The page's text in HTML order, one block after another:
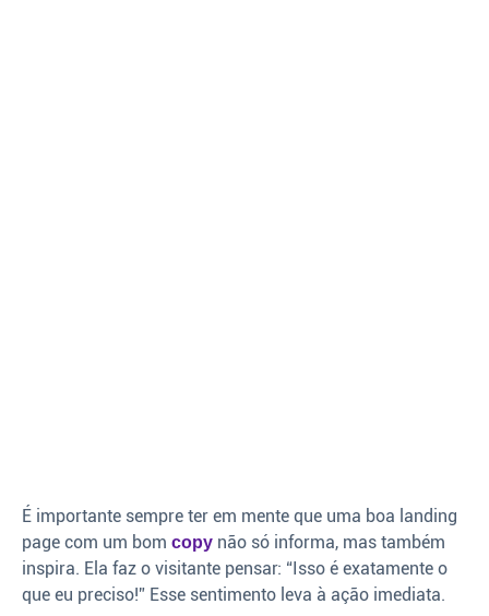
É importante sempre ter em mente que uma boa landing
page com um bom copy não só informa, mas também
inspira. Ela faz o visitante pensar: “Isso é exatamente o
que eu preciso!” Esse sentimento leva à ação imediata.